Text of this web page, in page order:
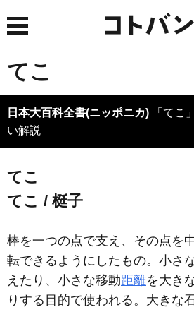
てこ
日本大百科全書(ニッポニカ) 「てこ
い解説
てこ
てこ / 梃子
棒を一つの点で支え、その点を
転できるようにしたもの。小さ
えたり、小さな移動距離を大き
りする目的で使われる。大きな